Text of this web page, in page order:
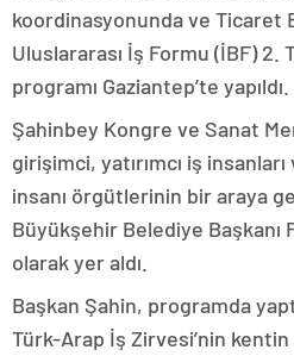
koordinasyonunda ve Ticaret
Uluslararası İş Formu (İBF) 2.
programı Gaziantep’te yapıldı.
Şahinbey Kongre ve Sanat
girişimci, yatırımcı iş
insanı örgütlerinin bir araya
Büyükşehir Belediye Başkanı
olarak yer aldı.
Başkan Şahin, programda
Türk-Arap İş Zirvesi’nin